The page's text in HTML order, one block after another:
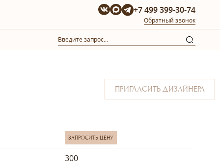
+7 499 399-30-74
Обратный звонок
ПРИГЛАСИТЬ ДИЗАЙНЕРА
ЗАПРОСИТЬ ЦЕНУ
300